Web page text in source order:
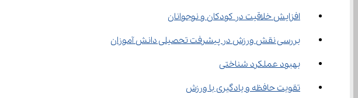
افزایش خلاقیت در کودکان و نوجوانان
بررسی نقش ورزش در پیشرفت تحصیلی دانش آموزان
بهبود عملکرد شناختی
تقویت حافظه و یادگیری با ورزش